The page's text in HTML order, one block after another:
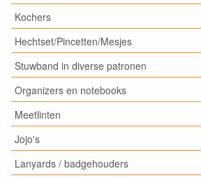
Kochers
Hechtset/Pincetten/Mesjes
Stuwband in diverse patronen
Organizers en notebooks
Meetlinten
Jojo's
Lanyards / badgehouders